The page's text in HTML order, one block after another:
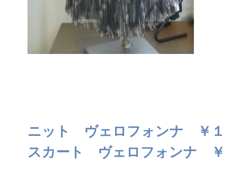
ニット ヴェロフォンナ ￥１
スカート ヴェロフォンナ ￥